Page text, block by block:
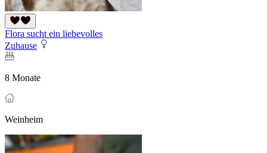
Flora sucht ein liebevolles
Zuhause
8 Monate
Weinheim